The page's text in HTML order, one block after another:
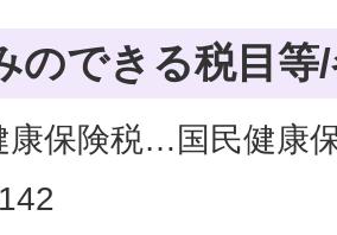
のできる税目等
康保険税…国民健康